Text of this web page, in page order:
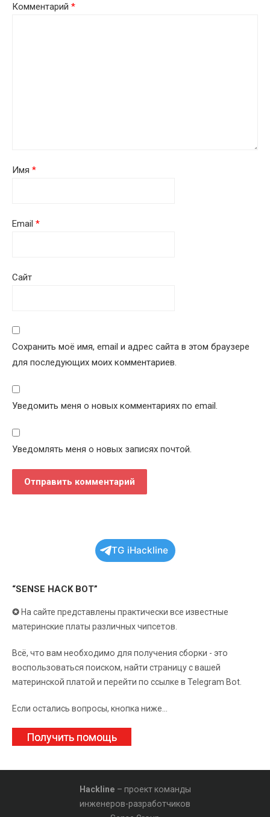
Комментарий *
Имя *
Email *
Сайт
Сохранить моё имя, email и адрес сайта в этом браузере
для последующих моих комментариев.
Уведомить меня о новых комментариях по email.
Уведомлять меня о новых записях почтой.
TG iHackline
“SENSE HACK BOT”
✪ На сайте представлены практически все известные
материнские платы различных чипсетов.
Всё, что вам необходимо для получения сборки - это
воспользоваться поиском, найти страницу с вашей
материнской платой и перейти по ссылке в Telegram Bot.
Если остались вопросы, кнопка ниже...
Получить помощь
Hackline – проект команды
инженеров-разработчиков